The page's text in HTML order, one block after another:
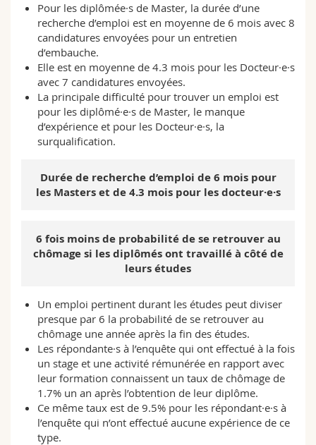
Pour les diplômée·s de Master, la durée d’une
recherche d’emploi est en moyenne de 6 mois avec 8
candidatures envoyées pour un entretien
d’embauche.
Elle est en moyenne de 4.3 mois pour les Docteur·e·s
avec 7 candidatures envoyées.
La principale difficulté pour trouver un emploi est
pour les diplômé·e·s de Master, le manque
d’expérience et pour les Docteur·e·s, la
surqualification.
Durée de recherche d’emploi de 6 mois pour
les Masters et de 4.3 mois pour les docteur·e·s
6 fois moins de probabilité de se retrouver au
chômage si les diplômés ont travaillé à côté de
leurs études
Un emploi pertinent durant les études peut diviser
presque par 6 la probabilité de se retrouver au
chômage une année après la fin des études.
Les répondante·s à l’enquête qui ont effectué à la fois
un stage et une activité rémunérée en rapport avec
leur formation connaissent un taux de chômage de
1.7% un an après l’obtention de leur diplôme.
Ce même taux est de 9.5% pour les répondant·e·s à
l’enquête qui n’ont effectué aucune expérience de ce
type.